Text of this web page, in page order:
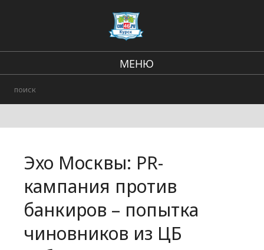
МЕНЮ
Городские события
Эхо Москвы: PR-
кампания против
банкиров – попытка
чиновников из ЦБ